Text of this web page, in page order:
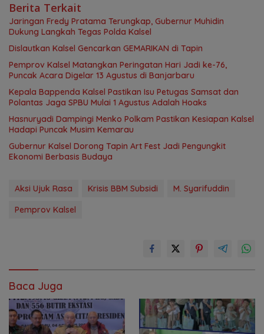
Berita Terkait
Jaringan Fredy Pratama Terungkap, Gubernur Muhidin
Dukung Langkah Tegas Polda Kalsel
Dislautkan Kalsel Gencarkan GEMARIKAN di Tapin
Pemprov Kalsel Matangkan Peringatan Hari Jadi ke-76,
Puncak Acara Digelar 13 Agustus di Banjarbaru
Kepala Bappenda Kalsel Pastikan Isu Petugas Samsat dan
Polantas Jaga SPBU Mulai 1 Agustus Adalah Hoaks
Hasnuryadi Dampingi Menko Polkam Pastikan Kesiapan Kalsel
Hadapi Puncak Musim Kemarau
Gubernur Kalsel Dorong Tapin Art Fest Jadi Pengungkit
Ekonomi Berbasis Budaya
Aksi Ujuk Rasa Krisis BBM Subsidi
M. Syarifuddin
Pemprov Kalsel
Baca Juga